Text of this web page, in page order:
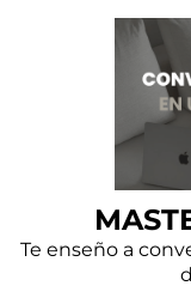
Te enseño a